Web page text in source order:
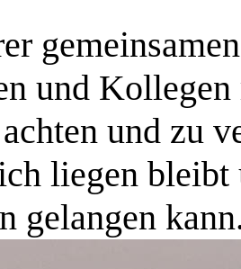
und
und zu
liegen
gelangen